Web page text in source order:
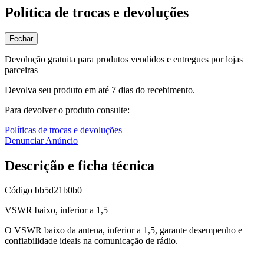
Política de trocas e devoluções
Fechar
Devolução gratuita para produtos vendidos e entregues por lojas
parceiras
Devolva seu produto em até 7 dias do recebimento.
Para devolver o produto consulte:
Políticas de trocas e devoluções
Denunciar Anúncio
Descrição e ficha técnica
Código bb5d21b0b0
VSWR baixo, inferior a 1,5
O VSWR baixo da antena, inferior a 1,5, garante desempenho e
confiabilidade ideais na comunicação de rádio.